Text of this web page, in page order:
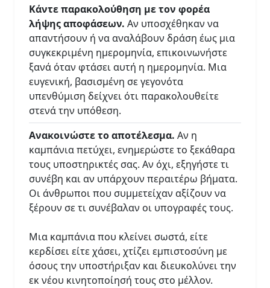
Κάντε παρακολούθηση με τον φορέα
λήψης αποφάσεων. Αν υποσχέθηκαν να
απαντήσουν ή να αναλάβουν δράση έως μια
συγκεκριμένη ημερομηνία, επικοινωνήστε
ξανά όταν φτάσει αυτή η ημερομηνία. Μια
ευγενική, βασισμένη σε γεγονότα
υπενθύμιση δείχνει ότι παρακολουθείτε
στενά την υπόθεση.
Ανακοινώστε το αποτέλεσμα. Αν η
καμπάνια πετύχει, ενημερώστε το ξεκάθαρα
τους υποστηρικτές σας. Αν όχι, εξηγήστε τι
συνέβη και αν υπάρχουν περαιτέρω βήματα.
Οι άνθρωποι που συμμετείχαν αξίζουν να
ξέρουν σε τι συνέβαλαν οι υπογραφές τους.
Μια καμπάνια που κλείνει σωστά, είτε
κερδίσει είτε χάσει, χτίζει εμπιστοσύνη με
όσους την υποστήριξαν και διευκολύνει την
εκ νέου κινητοποίησή τους στο μέλλον.